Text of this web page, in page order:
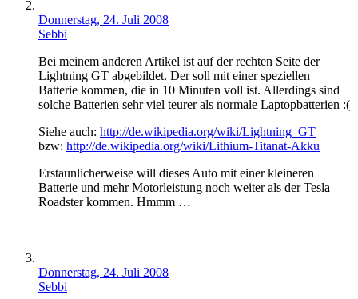
Donnerstag, 24. Juli 2008
Sebbi
Bei meinem anderen Artikel ist auf der rechten Seite der
Lightning GT abgebildet. Der soll mit einer speziellen
Batterie kommen, die in 10 Minuten voll ist. Allerdings sind
solche Batterien sehr viel teurer als normale Laptopbatterien :(
Siehe auch: http://de.wikipedia.org/wiki/Lightning_GT
bzw: http://de.wikipedia.org/wiki/Lithium-Titanat-Akku
Erstaunlicherweise will dieses Auto mit einer kleineren
Batterie und mehr Motorleistung noch weiter als der Tesla
Roadster kommen. Hmmm …
Donnerstag, 24. Juli 2008
Sebbi